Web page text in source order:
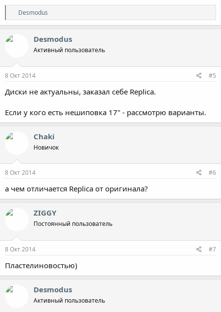
Р
е
а
:
Desmodus
Desmodus
Активный пользователь
8 Окт 2014 #5
Диски не актуальны, заказал себе Replica.
Если у кого есть нешиповка 17" - рассмотрю варианты.
Chaki
Новичок
8 Окт 2014 #6
а чем отличается Replica от оригинала?
ZIGGY
Постоянный пользователь
8 Окт 2014 #7
Пластелиновостью)
Desmodus
Активный пользователь